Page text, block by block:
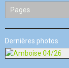
Dernières photos